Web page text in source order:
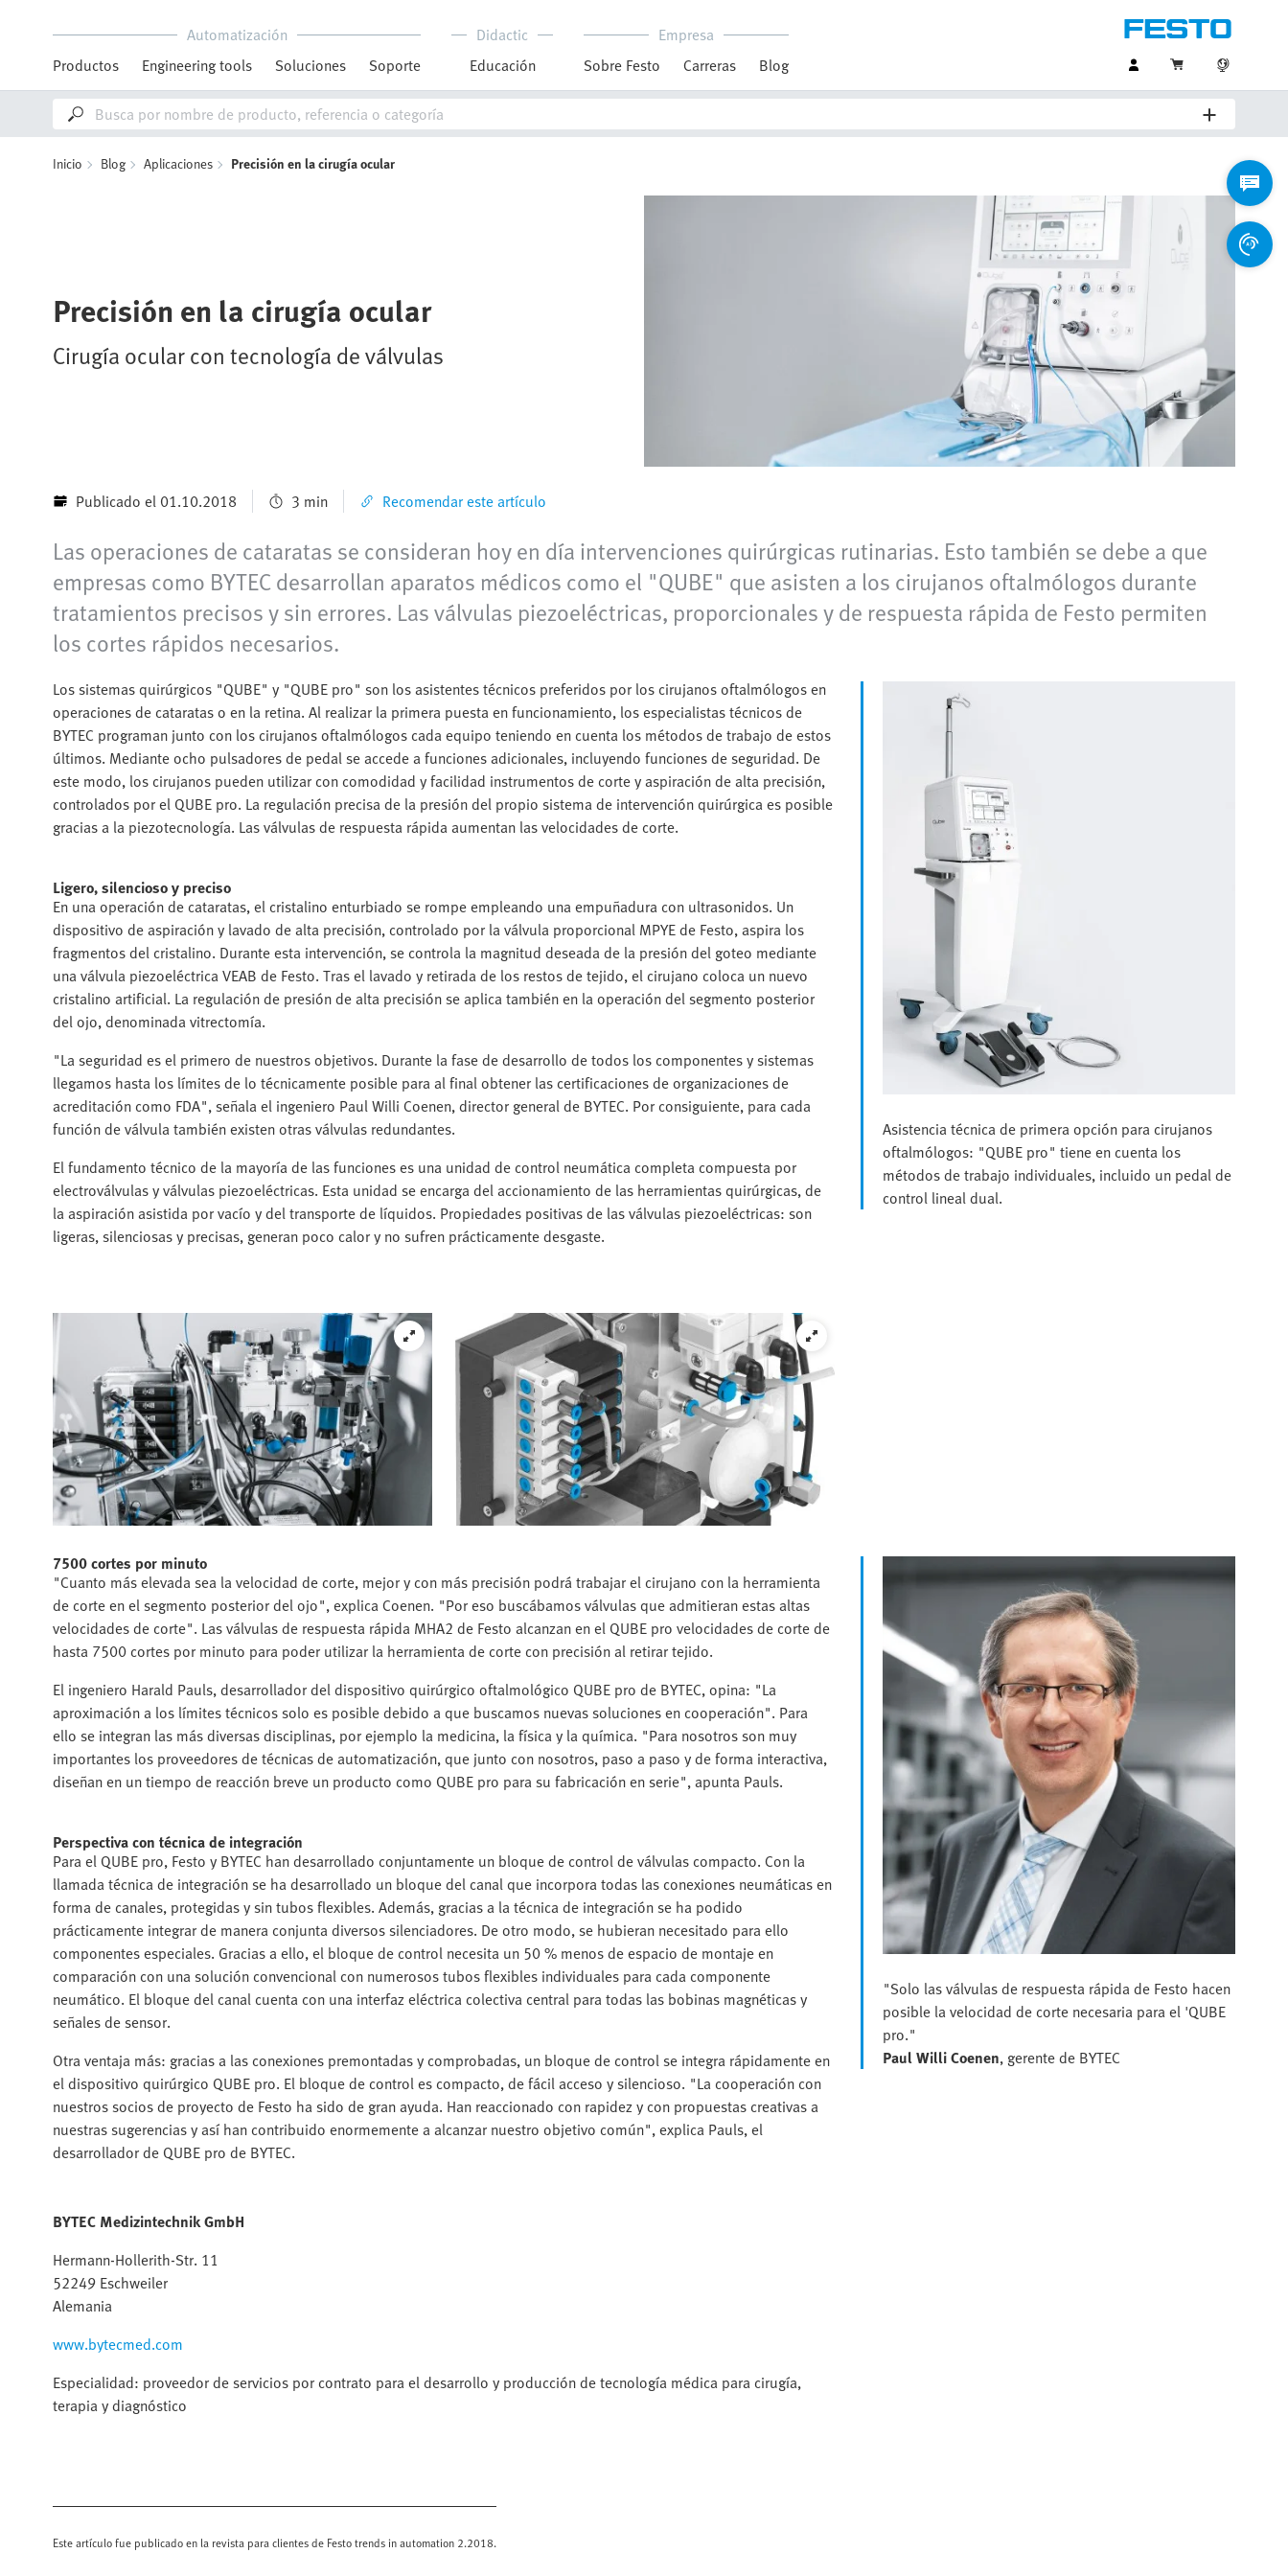
Automatización
Productos
Engineering tools Soluciones Soporte
Didactic
Educación
Empresa
Sobre Festo
Carreras Blog
Inicio Blog Aplicaciones Precisión en la cirugía ocular
Precisión en la cirugía ocular
Cirugía ocular con tecnología de válvulas
Publicado el 01.10.2018 3 min Recomendar este artículo
Las operaciones de cataratas se consideran hoy en día intervenciones quirúrgicas rutinarias. Esto también se debe a que
empresas como BYTEC desarrollan aparatos médicos como el "QUBE" que asisten a los cirujanos oftalmólogos durante
tratamientos precisos y sin errores. Las válvulas piezoeléctricas, proporcionales y de respuesta rápida de Festo permiten
los cortes rápidos necesarios.
Los sistemas quirúrgicos "QUBE" y "QUBE pro" son los asistentes técnicos preferidos por los cirujanos oftalmólogos en
operaciones de cataratas o en la retina. Al realizar la primera puesta en funcionamiento, los especialistas técnicos de
BYTEC programan junto con los cirujanos oftalmólogos cada equipo teniendo en cuenta los métodos de trabajo de estos
últimos. Mediante ocho pulsadores de pedal se accede a funciones adicionales, incluyendo funciones de seguridad. De
este modo, los cirujanos pueden utilizar con comodidad y facilidad instrumentos de corte y aspiración de alta precisión,
controlados por el QUBE pro. La regulación precisa de la presión del propio sistema de intervención quirúrgica es posible
gracias a la piezotecnología. Las válvulas de respuesta rápida aumentan las velocidades de corte.
Ligero, silencioso y preciso
En una operación de cataratas, el cristalino enturbiado se rompe empleando una empuñadura con ultrasonidos. Un
dispositivo de aspiración y lavado de alta precisión, controlado por la válvula proporcional MPYE de Festo, aspira los
fragmentos del cristalino. Durante esta intervención, se controla la magnitud deseada de la presión del goteo mediante
una válvula piezoeléctrica VEAB de Festo. Tras el lavado y retirada de los restos de tejido, el cirujano coloca un nuevo
cristalino artificial. La regulación de presión de alta precisión se aplica también en la operación del segmento posterior
del ojo, denominada vitrectomía.
"La seguridad es el primero de nuestros objetivos. Durante la fase de desarrollo de todos los componentes y sistemas
llegamos hasta los límites de lo técnicamente posible para al final obtener las certificaciones de organizaciones de
acreditación como FDA", señala el ingeniero Paul Willi Coenen, director general de BYTEC. Por consiguiente, para cada
función de válvula también existen otras válvulas redundantes.
El fundamento técnico de la mayoría de las funciones es una unidad de control neumática completa compuesta por
electroválvulas y válvulas piezoeléctricas. Esta unidad se encarga del accionamiento de las herramientas quirúrgicas, de
la aspiración asistida por vacío y del transporte de líquidos. Propiedades positivas de las válvulas piezoeléctricas: son
ligeras, silenciosas y precisas, generan poco calor y no sufren prácticamente desgaste.
Asistencia técnica de primera opción para cirujanos
oftalmólogos: "QUBE pro" tiene en cuenta los
métodos de trabajo individuales, incluido un pedal de
control lineal dual.
7500 cortes por minuto
"Cuanto más elevada sea la velocidad de corte, mejor y con más precisión podrá trabajar el cirujano con la herramienta
de corte en el segmento posterior del ojo", explica Coenen. "Por eso buscábamos válvulas que admitieran estas altas
velocidades de corte". Las válvulas de respuesta rápida MHA2 de Festo alcanzan en el QUBE pro velocidades de corte de
hasta 7500 cortes por minuto para poder utilizar la herramienta de corte con precisión al retirar tejido.
El ingeniero Harald Pauls, desarrollador del dispositivo quirúrgico oftalmológico QUBE pro de BYTEC, opina: "La
aproximación a los límites técnicos solo es posible debido a que buscamos nuevas soluciones en cooperación". Para
ello se integran las más diversas disciplinas, por ejemplo la medicina, la física y la química. "Para nosotros son muy
importantes los proveedores de técnicas de automatización, que junto con nosotros, paso a paso y de forma interactiva,
diseñan en un tiempo de reacción breve un producto como QUBE pro para su fabricación en serie", apunta Pauls.
Perspectiva con técnica de integración
Para el QUBE pro, Festo y BYTEC han desarrollado conjuntamente un bloque de control de válvulas compacto. Con la
llamada técnica de integración se ha desarrollado un bloque del canal que incorpora todas las conexiones neumáticas en
forma de canales, protegidas y sin tubos flexibles. Además, gracias a la técnica de integración se ha podido
prácticamente integrar de manera conjunta diversos silenciadores. De otro modo, se hubieran necesitado para ello
componentes especiales. Gracias a ello, el bloque de control necesita un 50 % menos de espacio de montaje en
comparación con una solución convencional con numerosos tubos flexibles individuales para cada componente
neumático. El bloque del canal cuenta con una interfaz eléctrica colectiva central para todas las bobinas magnéticas y
señales de sensor.
Otra ventaja más: gracias a las conexiones premontadas y comprobadas, un bloque de control se integra rápidamente en
el dispositivo quirúrgico QUBE pro. El bloque de control es compacto, de fácil acceso y silencioso. "La cooperación con
nuestros socios de proyecto de Festo ha sido de gran ayuda. Han reaccionado con rapidez y con propuestas creativas a
nuestras sugerencias y así han contribuido enormemente a alcanzar nuestro objetivo común", explica Pauls, el
desarrollador de QUBE pro de BYTEC.
"Solo las válvulas de respuesta rápida de Festo hacen
posible la velocidad de corte necesaria para el 'QUBE
pro."
Paul Willi Coenen, gerente de BYTEC
BYTEC Medizintechnik GmbH
Hermann-Hollerith-Str. 11
52249 Eschweiler
Alemania
www.bytecmed.com
Especialidad: proveedor de servicios por contrato para el desarrollo y producción de tecnología médica para cirugía,
terapia y diagnóstico
Este artículo fue publicado en la revista para clientes de Festo trends in automation 2.2018.